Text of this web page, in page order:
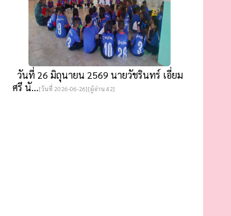
วันที่ 26 มิถุนายน 2569 นายวัชรินทร์ เอี่ยม
ศรี นั...[วันที่ 2026-06-26][ผู้อ่าน 42]